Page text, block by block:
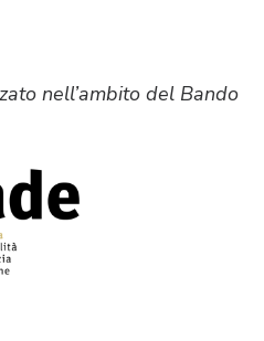
nell’ambito del Bando